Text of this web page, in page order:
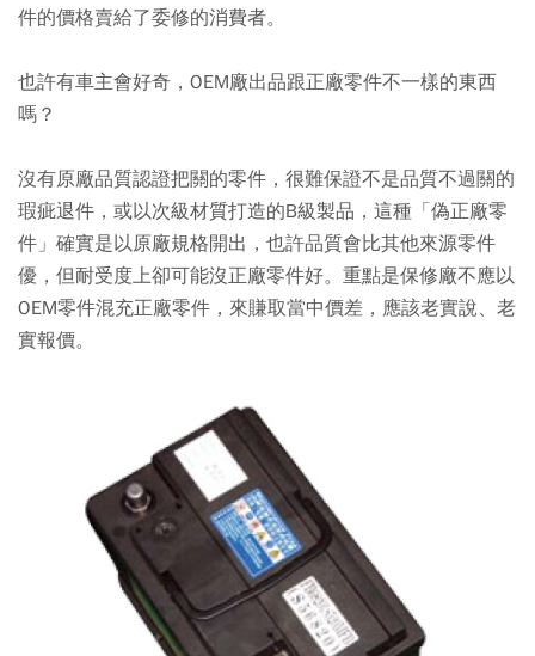
件的價格賣給了委修的消費者。
也許有車主會好奇，OEM廠出品跟正廠零件不一樣的東西
嗎？
沒有原廠品質認證把關的零件，很難保證不是品質不過關的
瑕疵退件，或以次級材質打造的B級製品，這種「偽正廠零
件」確實是以原廠規格開出，也許品質會比其他來源零件
優，但耐受度上卻可能沒正廠零件好。重點是保修廠不應以
OEM零件混充正廠零件，來賺取當中價差，應該老實說、老
實報價。